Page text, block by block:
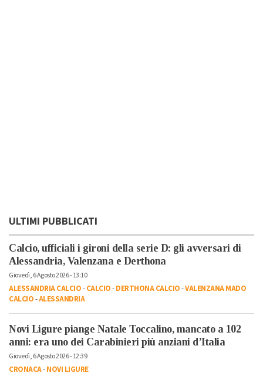
ULTIMI PUBBLICATI
Calcio, ufficiali i gironi della serie D: gli avversari di
Alessandria, Valenzana e Derthona
Giovedì, 6 Agosto 2026 - 13:10
ALESSANDRIA CALCIO-CALCIO-DERTHONA CALCIO-VALENZANA MADO
CALCIO-ALESSANDRIA
Novi Ligure piange Natale Toccalino, mancato a 102
anni: era uno dei Carabinieri più anziani d’Italia
Giovedì, 6 Agosto 2026 - 12:39
CRONACA-NOVI LIGURE